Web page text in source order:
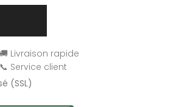
🚚 Livraison rapide
📞 Service client
(SSL)